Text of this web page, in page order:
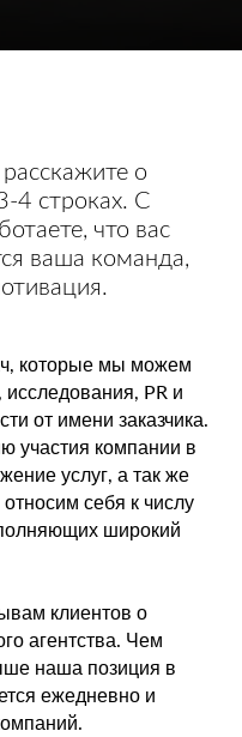
о
4 строках. С
что вас
ваша команда,
которые мы можем
PR и
от имени заказчика.
участия компании в
услуг, а так же
себя к числу
широкий
клиентов о
агентства. Чем
наша позиция в
ежедневно и